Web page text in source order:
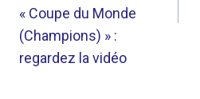
« Coupe du Monde
(Champions) » :
regardez la vidéo